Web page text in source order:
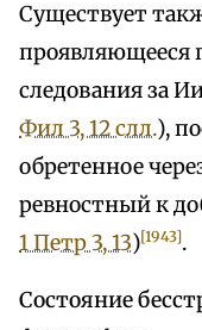
Существует
проявляющееся
следования за
Фил 3, 12 слл.),
обретенное
ревностный к
1 Петр 3, 13)[1943].
Состояние